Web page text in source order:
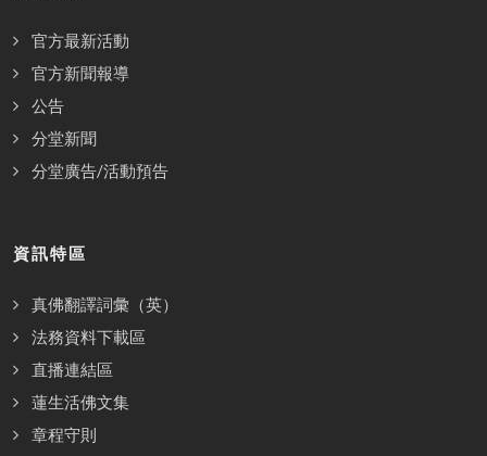
官方最新活動
官方新聞報導
公告
分堂新聞
分堂廣告/活動預告
資訊特區
真佛翻譯詞彙（英）
法務資料下載區
直播連結區
蓮生活佛文集
章程守則